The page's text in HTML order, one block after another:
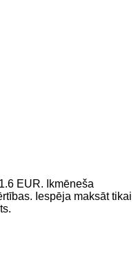
EUR. Ikmēneša
Iespēja maksāt tikai